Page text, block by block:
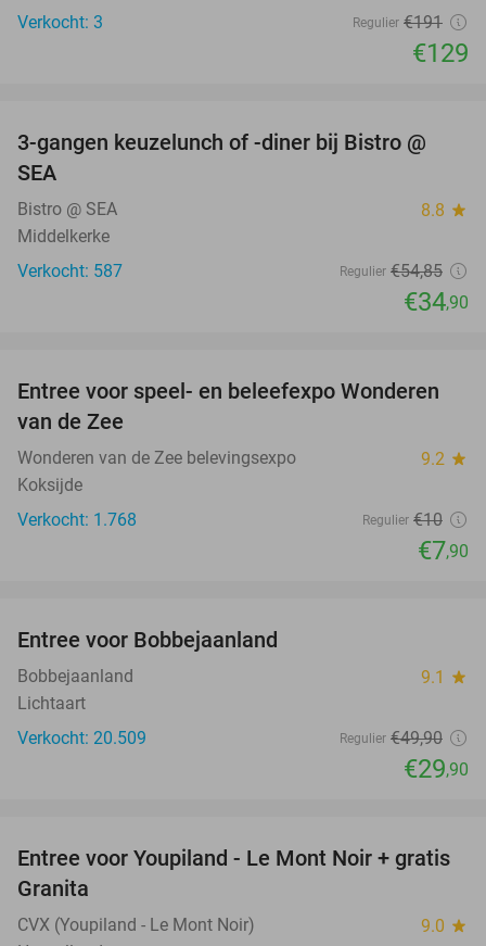
Verkocht: 3
Regulier €191
€129
36%
3-gangen keuzelunch of -diner bij Bistro @
SEA
Bistro @ SEA 8.8 star
Middelkerke
Verkocht: 587
Regulier €54,85
€34,90
21%
Entree voor speel- en beleefexpo Wonderen
van de Zee
Wonderen van de Zee belevingsexpo 9.2 star
Koksijde
Verkocht: 1.768
Regulier €10
€7,90
Entree voor Bobbejaanland
Bobbejaanland 9.1 star
Lichtaart
Verkocht: 20.509
Regulier €49,90
€29,90
47%
Entree voor Youpiland - Le Mont Noir + gratis
Granita
CVX (Youpiland - Le Mont Noir) 9.0 star